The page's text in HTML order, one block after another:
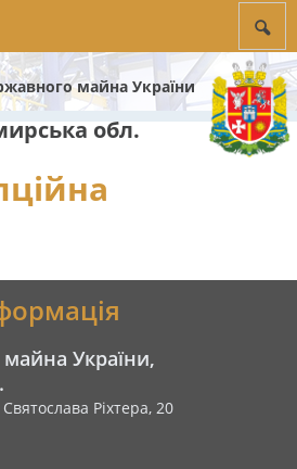
майна України
обл.
України,
Ріхтера, 20